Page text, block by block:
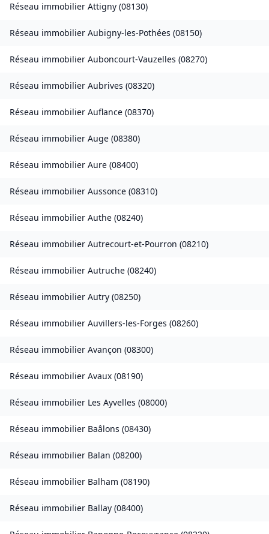
Réseau immobilier Attigny (08130)
Réseau immobilier Aubigny-les-Pothées (08150)
Réseau immobilier Auboncourt-Vauzelles (08270)
Réseau immobilier Aubrives (08320)
Réseau immobilier Auflance (08370)
Réseau immobilier Auge (08380)
Réseau immobilier Aure (08400)
Réseau immobilier Aussonce (08310)
Réseau immobilier Authe (08240)
Réseau immobilier Autrecourt-et-Pourron (08210)
Réseau immobilier Autruche (08240)
Réseau immobilier Autry (08250)
Réseau immobilier Auvillers-les-Forges (08260)
Réseau immobilier Avançon (08300)
Réseau immobilier Avaux (08190)
Réseau immobilier Les Ayvelles (08000)
Réseau immobilier Baâlons (08430)
Réseau immobilier Balan (08200)
Réseau immobilier Balham (08190)
Réseau immobilier Ballay (08400)